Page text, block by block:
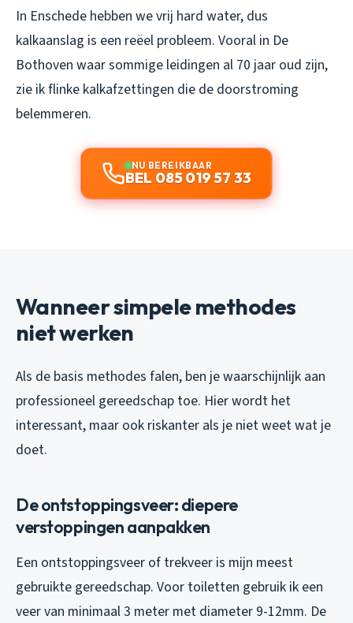
In Enschede hebben we vrij hard water, dus
kalkaanslag is een reëel probleem. Vooral in De
Bothoven waar sommige leidingen al 70 jaar oud zijn,
zie ik flinke kalkafzettingen die de doorstroming
belemmeren.
NU BEREIKBAAR
BEL 085 019 57 33
Wanneer simpele methodes
niet werken
Als de basis methodes falen, ben je waarschijnlijk aan
professioneel gereedschap toe. Hier wordt het
interessant, maar ook riskanter als je niet weet wat je
doet.
De ontstoppingsveer: diepere
verstoppingen aanpakken
Een ontstoppingsveer of trekveer is mijn meest
gebruikte gereedschap. Voor toiletten gebruik ik een
veer van minimaal 3 meter met diameter 9-12mm. De